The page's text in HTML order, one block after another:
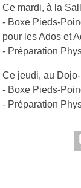
Ce mardi, à la
- Boxe Pieds-
pour les Ados et
- Préparation
Ce jeudi, au
- Boxe Pieds-
- Préparation